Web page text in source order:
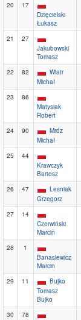
20
17
Dzięcielski
Łukasz
21
27
Jakubowski
Tomasz
22 82
Wiatr
Michał
23
86
Matysiak
Robert
24 90
Mróz
Michał
25
44
Krawczyk
Bartosz
26 47
Lesniak
Grzegorz
27
14
Czerwiński
Marcin
28
1
Banasiewicz
Marcin
29 11
Bujko
Tomasz
Bujko
30 78